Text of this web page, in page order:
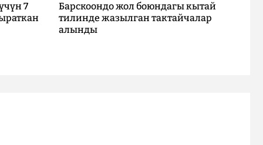
7
Барскоондо жол боюндагы кытай
тилинде жазылган тактайчалар
алынды